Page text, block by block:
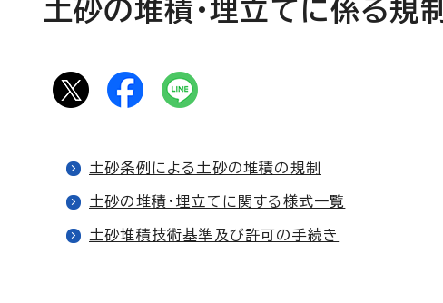
土砂の堆積・埋立てに係る規制
土砂条例による土砂の堆積の規制
土砂の堆積・埋立てに関する様式一覧
土砂堆積技術基準及び許可の手続き